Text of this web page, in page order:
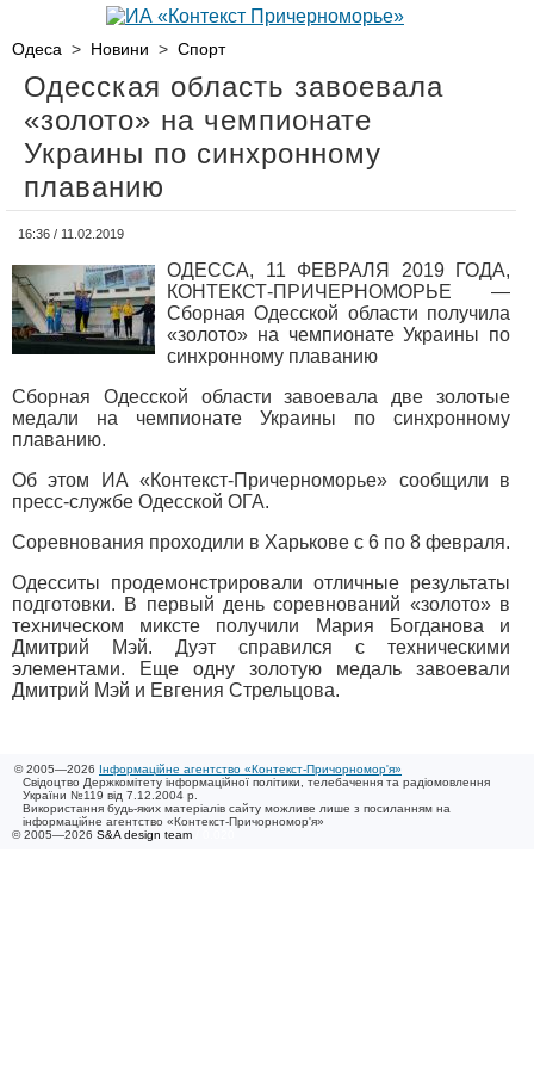
Одеса > Новини > Спорт
Одесская область завоевала
«золото» на чемпионате
Украины по синхронному
плаванию
16:36 / 11.02.2019
ОДЕССА, 11 ФЕВРАЛЯ 2019 ГОДА,
КОНТЕКСТ-ПРИЧЕРНОМОРЬЕ —
Сборная Одесской области получила
«золото» на чемпионате Украины по
синхронному плаванию
Сборная Одесской области завоевала две золотые
медали на чемпионате Украины по синхронному
плаванию.
Об этом ИА «Контекст-Причерноморье» сообщили в
пресс-службе Одесской ОГА.
Соревнования проходили в Харькове с 6 по 8 февраля.
Одесситы продемонстрировали отличные результаты
подготовки. В первый день соревнований «золото» в
техническом миксте получили Мария Богданова и
Дмитрий Мэй. Дуэт справился с техническими
элементами. Еще одну золотую медаль завоевали
Дмитрий Мэй и Евгения Стрельцова.
© 2005—2026 Інформаційне агентство «Контекст-Причорномор'я»
Свідоцтво Держкомітету інформаційної політики, телебачення та радіомовлення
України №119 від 7.12.2004 р.
Використання будь-яких матеріалів сайту можливе лише з посиланням на
інформаційне агентство «Контекст-Причорномор'я»
© 2005—2026 S&A design team